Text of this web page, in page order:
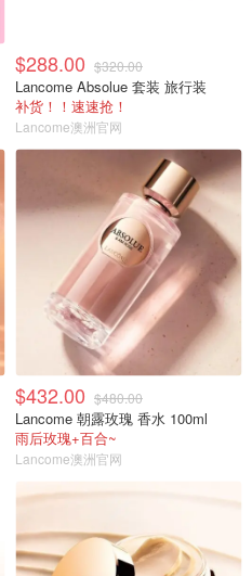
$288.00 $320.00
Lancome Absolue 套装 旅行装
补货！！速速抢！
Lancome澳洲官网
$432.00 $480.00
Lancome 朝露玫瑰 香水 100ml
雨后玫瑰+百合~
Lancome澳洲官网